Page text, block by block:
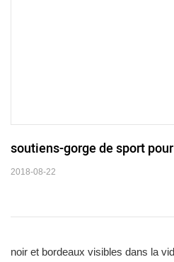
soutiens-gorge de sport
2018-08-22
noir et bordeaux visibles dans la